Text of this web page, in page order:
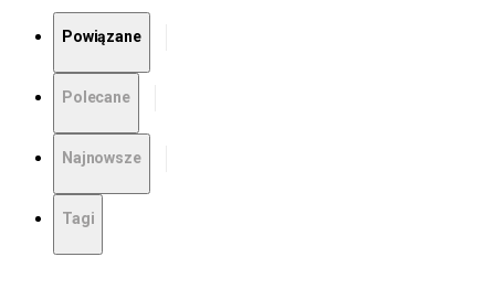
Powiązane
Polecane
Najnowsze
Tagi